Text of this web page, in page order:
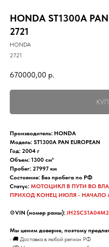
HONDA ST1300A
2721
HONDA
2721
670000,00 р.
Производитель: HONDA
Модель: ST1300A PAN EUROPEAN
Год: 2004 г
Объем: 1300 см³
Пробег: 27997 км
Состояние: Без пробега по РФ
Статус: МОТОЦИКЛ В ПУТИ ВО
ПРИХОД КОНЕЦ ИЮЛЯ - НАЧАЛО
⚙️VIN (номер рамы):
Мы ценим доверие, поэтому
• 🚚 Доставка в любой регион РФ